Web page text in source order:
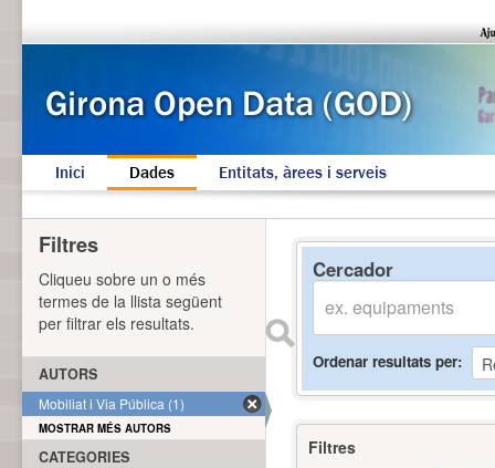
Inici Dades Entitats, àrees i serveis
Cercador
Ordenar resultats per
Filtres
Filtres
Cliqueu sobre un o més
termes de la llista següent
per filtrar els resultats.
AUTORS
Mobiliat i Via Pública (1)
MOSTRAR MÉS AUTORS
CATEGORIES